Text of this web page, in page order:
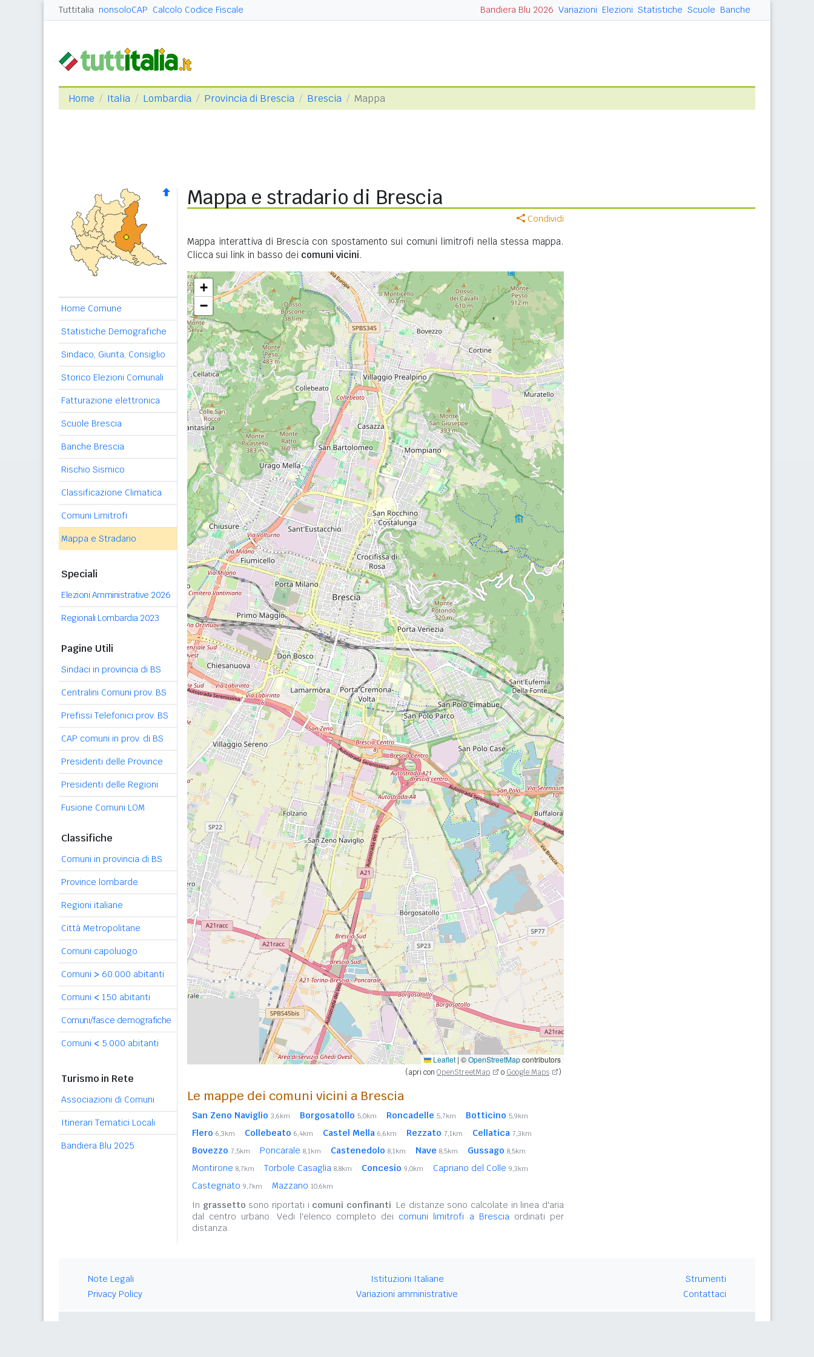
Tuttitalia nonsoloCAP Calcolo Codice Fiscale Bandiera Blu 2026 Variazioni Elezioni Statistiche Scuole Banche
Home Italia Lombardia Provincia di Brescia Brescia Mappa
Home Comune
Statistiche Demografiche
Sindaco, Giunta, Consiglio
Storico Elezioni Comunali
Fatturazione elettronica
Scuole Brescia
Banche Brescia
Rischio Sismico
Classificazione Climatica
Comuni Limitrofi
Mappa e Stradario
Speciali
Elezioni Amministrative 2026
Regionali Lombardia 2023
Pagine Utili
Sindaci in provincia di BS
Centralini Comuni prov. BS
Prefissi Telefonici prov. BS
CAP comuni in prov. di BS
Presidenti delle Province
Presidenti delle Regioni
Fusione Comuni LOM
Classifiche
Comuni in provincia di BS
Province lombarde
Regioni italiane
Città Metropolitane
Comuni capoluogo
Comuni > 60.000 abitanti
Comuni < 150 abitanti
Comuni/fasce demografiche
Comuni < 5.000 abitanti
Turismo in Rete
Associazioni di Comuni
Itinerari Tematici Locali
Bandiera Blu 2025
Mappa e stradario di Brescia
Condividi
Mappa interattiva di Brescia con spostamento sui comuni limitrofi nella stessa mappa.
Clicca sui link in basso dei comuni vicini.
+
−
Leaflet | ©OpenStreetMapcontributors
(apri con OpenStreetMap o Google Maps )
Le mappe dei comuni vicini a Brescia
San Zeno Naviglio 3,6km Borgosatollo 5,0km Roncadelle 5,7km Botticino 5,9km
Flero 6,3km Collebeato 6,4km Castel Mella 6,6km Rezzato 7,1km Cellatica 7,3km
Bovezzo 7,5km Poncarale 8,1km Castenedolo 8,1km Nave 8,5km Gussago 8,5km
Montirone 8,7km Torbole Casaglia 8,8km Concesio 9,0km Capriano del Colle 9,3km
Castegnato 9,7km Mazzano 10,6km
In grassetto sono riportati i comuni confinanti . Le distanze sono calcolate in linea d'aria
dal centro urbano. Vedi l'elenco completo dei comuni limitrofi a Brescia ordinati per
distanza.
Note Legali
Privacy Policy
Istituzioni Italiane
Variazioni amministrative
Strumenti
Contattaci